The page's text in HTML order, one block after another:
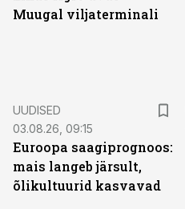
Muugal viljaterminali
UUDISED
03.08.26, 09:15
Euroopa saagiprognoos:
mais langeb järsult,
õlikultuurid kasvavad